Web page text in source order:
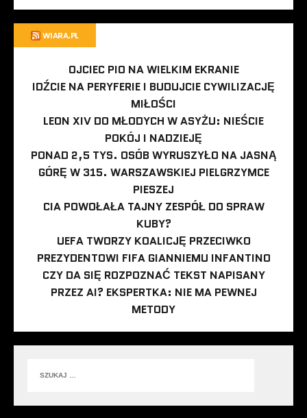
WIARA.PL
OJCIEC PIO NA WIELKIM EKRANIE
IDŹCIE NA PERYFERIE I BUDUJCIE CYWILIZACJĘ
MIŁOŚCI
LEON XIV DO MŁODYCH W ASYŻU: NIEŚCIE
POKÓJ I NADZIEJĘ
PONAD 2,5 TYS. OSÓB WYRUSZYŁO NA JASNĄ
GÓRĘ W 315. WARSZAWSKIEJ PIELGRZYMCE
PIESZEJ
CIA POWOŁAŁA TAJNY ZESPÓŁ DO SPRAW
KUBY?
UEFA TWORZY KOALICJĘ PRZECIWKO
PREZYDENTOWI FIFA GIANNIEMU INFANTINO
CZY DA SIĘ ROZPOZNAĆ TEKST NAPISANY
PRZEZ AI? EKSPERTKA: NIE MA PEWNEJ
METODY